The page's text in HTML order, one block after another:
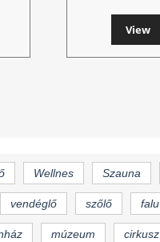
View
Wellnes Szauna
vendéglő szőlő falu
múzeum cirkusz